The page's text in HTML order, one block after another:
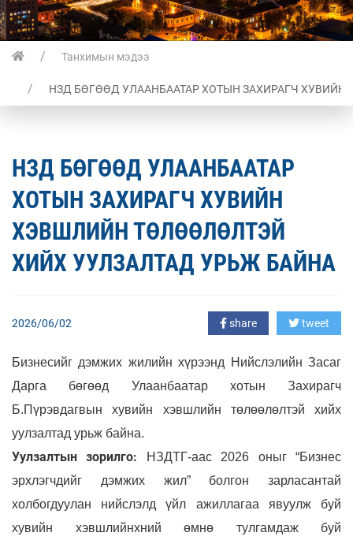
Танхимын мэдээ
НЗД БӨГӨӨД УЛААНБААТАР ХОТЫН ЗАХИРАГЧ
НЗД БӨГӨӨД УЛААНБААТАР
ХОТЫН ЗАХИРАГЧ ХУВИЙН
ХЭВШЛИЙН ТӨЛӨӨЛӨЛТЭЙ
ХИЙХ УУЛЗАЛТАД УРЬЖ БАЙНА
2026/06/02 share tweet
Бизнесийг дэмжих жилийн хүрээнд Нийслэлийн Засаг
Дарга бөгөөд Улаанбаатар хотын Захирагч
Б.Пүрэвдагвын хувийн хэвшлийн төлөөлөлтэй хийх
уулзалтад урьж байна.
Уулзалтын зорилго:
НЗДТГ-аас 2026 оныг “Бизнес
эрхлэгчдийг дэмжих жил” болгон зарласантай
холбогдуулан нийслэлд үйл ажиллагаа явуулж буй
хувийн хэвшлийнхний өмнө тулгамдаж буй